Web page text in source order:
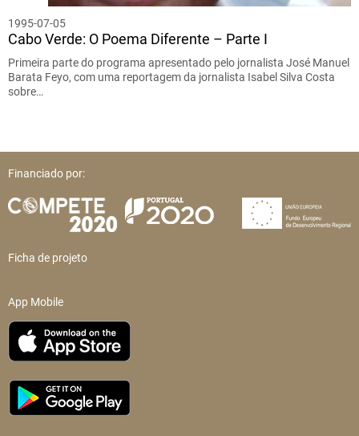
1995-07-05
Cabo Verde: O Poema Diferente – Parte I
Primeira parte do programa apresentado pelo jornalista José Manuel
Barata Feyo, com uma reportagem da jornalista Isabel Silva Costa
sobre…
Financiado por:
Ficha de projeto
App Mobile